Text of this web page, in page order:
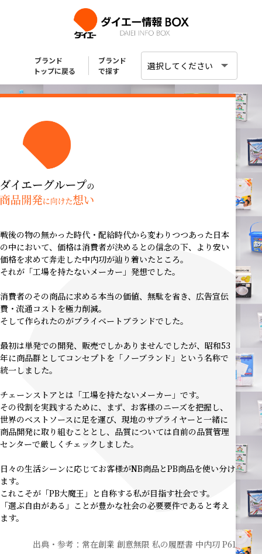
ブランド
トップに戻る
ブランド
で探す
戦後の物の無かった時代・配給時代から変わりつつあった日本
の中において、価格は消費者が決めるとの信念の下、より安い
価格を求めて奔走した中内㓛が辿り着いたところ。
それが「工場を持たないメーカー」発想でした。
消費者のその商品に求める本当の価値、無駄を省き、広告宣伝
費・流通コストを極力削減。
そして作られたのがプライベートブランドでした。
最初は単発での開発、販売でしかありませんでしたが、昭和53
年に商品群としてコンセプトを「ノーブランド」という名称で
統一しました。
チェーンストアとは「工場を持たないメーカー」です。
その役割を実践するために、まず、お客様のニーズを把握し、
世界のベストソースに足を運び、現地のサプライヤーと一緒に
商品開発に取り組むこととし、品質については自前の品質管理
センターで厳しくチェックしました。
日々の生活シーンに応じてお客様がNB商品とPB商品を使い分け
ます。
これこそが「PB大魔王」と自称する私が目指す社会です。
「選ぶ自由がある」ことが豊かな社会の必要要件であると考え
ます。
出典・参考：常在創業 創意無限 私の履歴書 中内㓛 P61